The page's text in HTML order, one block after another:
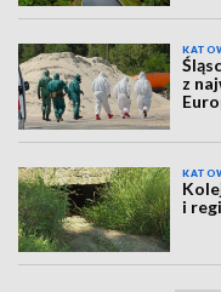
z
i